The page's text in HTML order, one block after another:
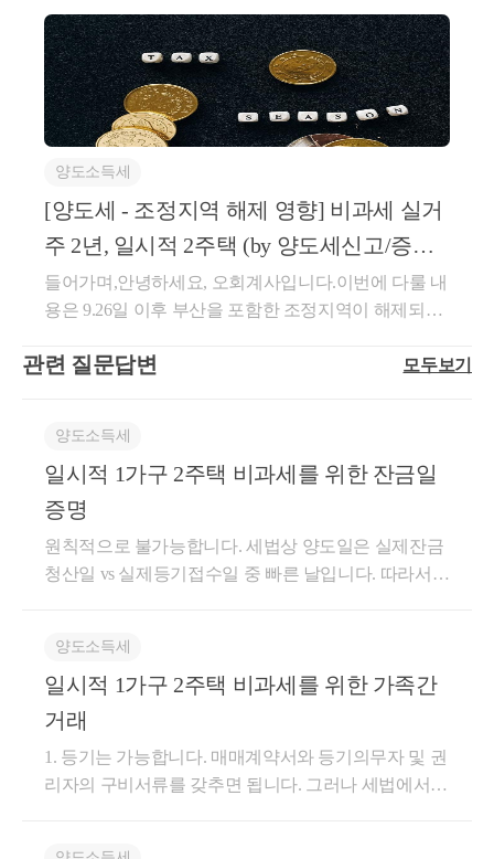
구를 통한 약 25억 이상 세금 환급- 세무사 플랫폼 '택
슬리' 상담 및 후기 1위 (약 4,000건 이상 상담)- 전문가
플랫폼 '아하커넥츠' 상담 및 후기 1위 (약 500건 이상
상담)- 지식공유플랫폼 '아하' 세무/회계 1위 (117,000건
이상 답변 및 337만건 이상 공유)- KB금융 콘텐츠 필
세무법인 넥스트
다음 각 호의 구분에 따른 가액을 말한다.9. 마일리지
등으로 대금의 전부 또는 일부를 결제받은 경우(제10
호에 해당하는 경우는 제외한다): 다음 각 목의 금액을
합한 금액가. 마일리지등 외의 수단으로 결제받은 금
액나.자기적립마일리지등[당초 재화 또는 용역을 공급
여 준 경우를 포함한다)하여 준 사업자에게 사용한 마
일리지등(여러 사업자가 적립하여 줄 수 있거나 여러
사업자를 대상으로 사용할 수 있는 마일리지등의 경우
다. 이하 이 항에서 같다] 외의 마일리지등으로 결제받
은 부분에 대하여 재화 또는 용역을 공급받는 자 외의
ㆍ사업자별로 마일리지등의 적립 및 사용 실적을 구분
급자가 같다는 사실이 확인될 것2)사업자가 마일리지
급받는 자 외의 자로부터 보전받지 아니할 것10.자기
적립마일리지등 외의 마일리지등으로 대금의 전부 또
는 일부를 결제받은 경우로서 다음 각 목의 어느 하나
에 해당하는 경우: 공급한 재화 또는 용역의 시가(제62
ㆍ취득재화를 공급한 경우나.제9호나목과 관련하여
특수관계인으로부터 부당하게 낮은 금액을 보전받거
하게 감소시킬 것으로 인정되는 경우도움이 되셨길 바
랍니다. 감사합니다.좋은 하루 보내세요!★전화상담
및 방문상담은 직접02-6403-9250으로 전화를 주시거나
~3%주택 수 무관6%1주택세대1~3%2주택세대4%6%3
주택세대6%현재 개인의 경우1주택 이상을 보유하고
있는 세대가 조정대상지역 소재 주택을 취득할 때, 2주
택 이상을 보유하고 있는 세대가 비조정대상지역 소재
주택을 취득할 때 취득세가 중과되며, 법인의 경우항
상 취득세를 중과세를 적용하고 있습니다.다만, 개정
안에 따르면1주택 세대가 조정대상지역 소재 주택을
취득할 때는 기본취득세율(1~3%)를 적용하며, 그외의
중과세율이 적용되는 경우에는 기존 중과세율에서 5
0%를 인하하기로 하였습니다.&lt;2&gt; 증여로 인한 취
득세율개정 전개정 후구분(증여자)3억원 미만3억원 이
상구분(증여자)3억원 미만3억원 이상1주택 세대3.5%1
택 세대12%2주택 세대3주택 세대12%3주택 세대6%현
조정지역 소재 주택을 증여하는 경우 12%의 중과세율
속에세 증여하는 경우에는 기본취득세율 적용)증여의
경우 개정안에 따르면2주택 세대까지는 중과세율을
폐지하고 일반 증여세율(3.5%)를 적용하며, 3주택 세대
부터는 6%로 인하할 계획이라고 밝혔습니다.[적용 시
경우 중과완화 적용을 받습니다.※ 다만, 취득세 중과
완화는 법률 개정 사항으로 정부는23년 초(2월 예상)
적용할 계획이라고 밝혔습니다.정리해보면 법률 개정
사항으로서22.12.21일 이후에 취득하는 경우라도 법
개정 전에는 적용이 불가능 하므로 개정에 따른 부칙
부와 손자는 계속 별도세대)20년 1월: 손자가 A 아파트
취득20년 9월: 외조부 B아파트 일반분양 당첨 후 계약
금 지급21년 2월: 외조부가 손자에게 공정증서로 B아
파트 분양권 유증21년 5월: 외조부 사망 (당시 조정지
역)23년 12월 6일: B아파트 완공 및 손자가 잔금청산
(당시 비조정지역) 하여 취득25년 1월 : 손자 B아파트
실거주 시작25년 8월 : A 아파트 양도 25년 12월 8일: B
아파트 양도답 변네 맞습니다. A, B 모두 1세대 1주택
주택이 없고 해당 분양권만 있을 경우, 해당 분양권은
상속특례주택에 해당합니다. 상속당시 별도세대였던
피상속인으로부터 분양권을 상속받고 그 이후 잔금을
상속특례주택에 해당할 경우, 상속 전에 보유한 주택
과세가 가능합니다. 따라서 상속 전에 기존에 보유하
으며, 그 이후 상속받은 B분양권 아파트도 1세대 1주택
양도소득세 비과세를 적용받을 수 있습니다.B아파트
취득당시에는 비조정지역이었으므로 거주요건 없이 2
년 이상 보유만 하시면 됩니다. 2년 이상 보유하고 양
아래 법령을 참고하시면 됩니다.소득세법 시행령 제15
5조 【1세대1주택의 특례】②상속받은 주택[조합원입
주권 또는 분양권을 상속받아 사업시행 완료 후 취득
한 신축주택을 포함하며, 피상속인이 상속개시 당시 2
이상의 주택{상속받은 1주택이 「도시 및 주거환경정
비법」에 따른 재개발사업(이하 재개발사업 이라 한
양도소득세
[양도세 - 조정지역 해제 영향] 비과세 실거
주 2년, 일시적 2주택 (by 양도세신고/증여
세신고/상속세신고
들어가며,안녕하세요, 오회계사입니다.이번에 다룰 내
용은 9.26일 이후 부산을 포함한 조정지역이 해제되는
지역해제시, 취득세 관련 영향은 아래 포스팅 참고하
세상담/상속세상담/부산세무사)들어가며, 안녕하세요,
오회계사입니다. 이번에 다룰 내용은 9.26일자로 부산
을 포함한 대다수가 조정대상...blog.naver.com세부적으
거주요건이 없습니다17.8.2 대책 이후, 취득할 당시 조
정지역인 경우에는 2년 실거주를 해야 1세대 1주택 비
은 아래 포스팅 참고하세요[1세대 1주택 비과세 - 거주
사입니다. 일반적으로 1가구 1주택 양도소득세 비과세
로 아는 것의 세법 용어...blog.naver.com9.26일 이후에
조정지역이 해제되면 비과세를 위해서 2년 거주를 해
야하는지를 살펴보면, 주택 취득일 시점에 조정지역인
관련 질문답변 모두보기
양도소득세
일시적 1가구 2주택 비과세를 위한 잔금일
증명
원칙적으로 불가능합니다. 세법상 양도일은 실제잔금
청산일 vs 실제등기접수일 중 빠른 날입니다. 따라서 7
다. 그럼에도 불구하고 매매계약서를 토대로 질문자님
의 의사결정에 따라 일시적 2주택 양도세 비과세를 신
고할 수도 있지만, 추후 세무서에서 계좌이체내역 등
것입니다. 도움이 되셨길 바랍니다. 감사합니다.
양도소득세
일시적 1가구 2주택 비과세를 위한 가족간
거래
1. 등기는 가능합니다. 매매계약서와 등기의무자 및 권
리자의 구비서류를 갖추면 됩니다. 그러나 세법에서